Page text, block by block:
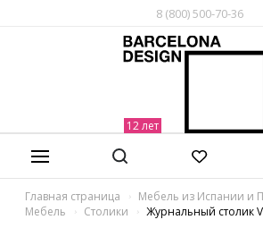
8 (800) 500-70-36
Главная страница
Мебель из Испании и
Мебель
Столики Журнальный столик